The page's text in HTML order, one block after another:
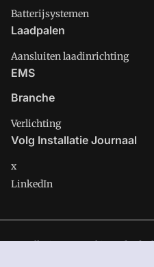
Batterijsystemen
Laadpalen
Aansluiten laadinrichting
EMS
Branche
Verlichting
Volg Installatie Journaal
x
LinkedIn
Installatie Journaal is